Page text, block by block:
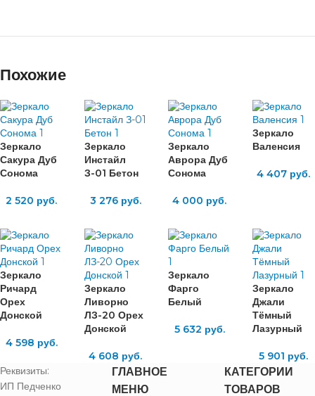
Похожие
Зеркало
Сакура Дуб
Сонома
2 520 руб.
Зеркало
Инстайл
З-01 Бетон
3 276руб.
Зеркало
Аврора Дуб
Сонома
4 000 руб.
Зеркало
Валенсия
4 407 руб.
Зеркало
Ричард
Орех
Донской
4 598 руб.
Зеркало
Ливорно
ЛЗ-20 Орех
Донской
4 608 руб.
Зеркало
Фарго
Белый
5 632 руб.
Зеркало
Джали
Тёмный
Лазурный
5 901 руб.
Реквизиты:
ИП Педченко
ГЛАВНОЕ
МЕНЮ
КАТЕГОРИИ
ТОВАРОВ